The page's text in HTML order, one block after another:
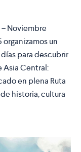
Noviembre
un
para descubrir
Asia Central:
en plena Ruta
historia, cultura